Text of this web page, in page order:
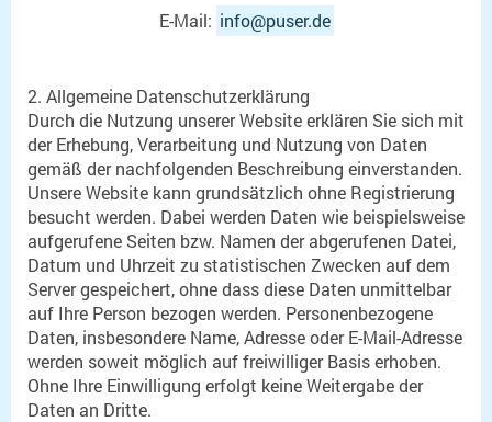
E-Mail: info@puser.de
2. Allgemeine Datenschutzerklärung
Durch die Nutzung unserer Website erklären Sie sich mit
der Erhebung, Verarbeitung und Nutzung von Daten
gemäß der nachfolgenden Beschreibung einverstanden.
Unsere Website kann grundsätzlich ohne Registrierung
besucht werden. Dabei werden Daten wie beispielsweise
aufgerufene Seiten bzw. Namen der abgerufenen Datei,
Datum und Uhrzeit zu statistischen Zwecken auf dem
Server gespeichert, ohne dass diese Daten unmittelbar
auf Ihre Person bezogen werden. Personenbezogene
Daten, insbesondere Name, Adresse oder E-Mail-Adresse
werden soweit möglich auf freiwilliger Basis erhoben.
Ohne Ihre Einwilligung erfolgt keine Weitergabe der
Daten an Dritte.